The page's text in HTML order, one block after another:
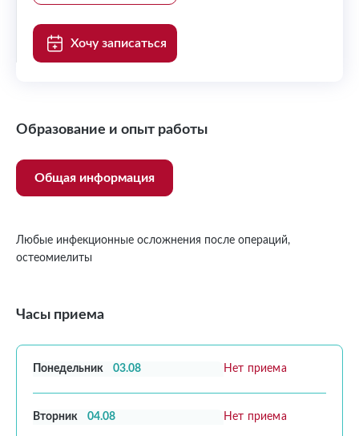
Хочу записаться
Образование и опыт работы
Общая информация
Любые инфекционные осложнения после операций,
остеомиелиты
Часы приема
Понедельник 03.08 Нет приема
Вторник 04.08 Нет приема